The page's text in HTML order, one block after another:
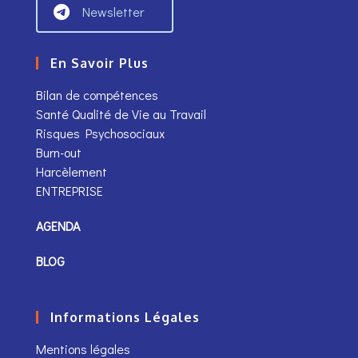
Newsletter
En Savoir Plus
Bilan de compétences
Santé Qualité de Vie au Travail
Risques Psychosociaux
Burn-out
Harcèlement
ENTREPRISE
AGENDA
BLOG
Informations Légales
Mentions légales